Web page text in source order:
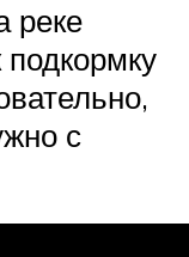
реке
подкормку
с